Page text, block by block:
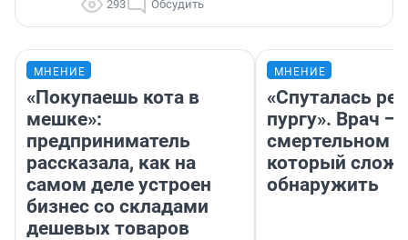
293 Обсудить
МНЕНИЕ
«Покупаешь кота в
мешке»:
предприниматель
рассказала, как на
самом деле устроен
бизнес со складами
дешевых товаров
МНЕНИЕ
«Спуталась
пургу». Врач —
смертельном
который
обнаружить